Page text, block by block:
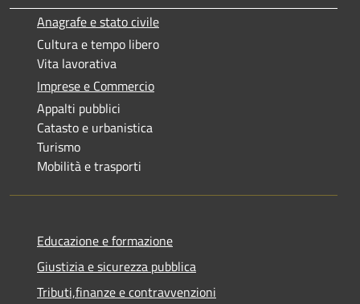
Anagrafe e stato civile
Cultura e tempo libero
Vita lavorativa
Imprese e Commercio
Appalti pubblici
Catasto e urbanistica
Turismo
Mobilità e trasporti
Educazione e formazione
Giustizia e sicurezza pubblica
Tributi,finanze e contravvenzioni